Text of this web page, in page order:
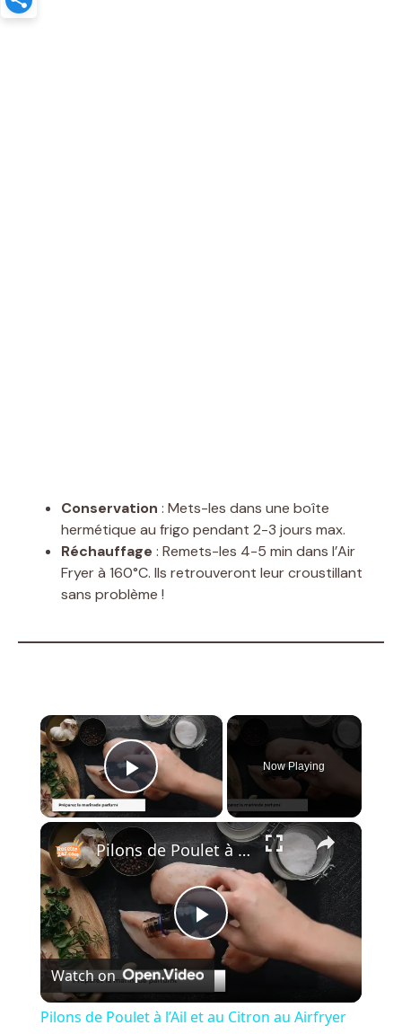
Conservation : Mets-les dans une boîte
hermétique au frigo pendant 2-3 jours max.
Réchauffage : Remets-les 4-5 min dans l’Air
Fryer à 160°C. Ils retrouveront leur croustillant
sans problème !
×
Play Video
Now Playing
×
P
l
Pilons de Poulet à l’Ail et au Citron au Airfryer
Watch on
Pilons de Poulet à l’Ail et au Citron au Airfryer